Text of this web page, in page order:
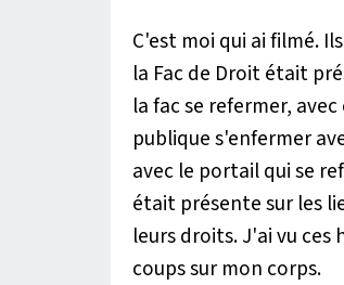
C'est moi qui ai filmé.
la Fac de Droit était
la fac se refermer,
publique s'enfermer
avec le portail qui se
était présente sur les
leurs droits. J'ai vu ces
coups sur mon corps.